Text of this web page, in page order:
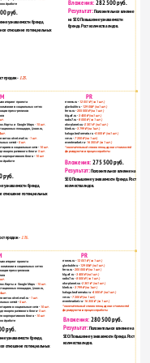
работе Вложения: 282 500 руб.
Результат:Положительное влияние
на SEO. Повышение узнаваемости
бренда. Рост количества лидов.
руб.
узнаваемости бренда,
отношение потенциальных
продаж - 125.
PR
проекта
в социальных сетях
пресс-релизов
и  Google Maps - 15 шт.
площадок, (zoon.ru,
шт.
веток  otvet.mail.ru - 1 шт.
сетей - 5 шт.
в социальные сети - 10 шт.
корпоративного блога - 5 шт.
корпоративного блога - 10 шт.
работе
rrnews.ru - 12 051 ₽ (за 1 шт.)
glavbukh.ru - 12 900 ₽ (за 1 шт.)
ferra.ru - 205 000 ₽ (за 1 шт.)
klg.aif.ru - 3 400 ₽ (за 1 шт.)
radio7.ru - 8 000 ₽ (за 1 шт.)
oko-planet.su - 2 301 ₽ (за 1 шт.)
klerk.ru - 3 799 ₽ (за 1 шт.)
kaluga.bezformata.ru - 4 500 ₽ (за 1 шт.)
vm.ru - 7 200 ₽ (за 1 шт.)
eventmarket.ru - 16 355 ₽ (за 1 шт.)
*окончательный список площадок и стоимостей
формируются в процессе работы
Вложения: 275 500 руб.
Результат:Положительное влияние на
SEO. Повышение узнаваемости бренда. Рост
количества лидов.
руб.
узнаваемости бренда,
отношение потенциальных
продаж - 176.
PR
rrnews.ru - 12 051 ₽ (за 1 шт.)
glavbukh.ru - 12 900 ₽ (за 1 шт.)
ferra.ru - 205 000 ₽ (за 1 шт.)
klg.aif.ru - 3 400 ₽ (за 1 шт.)
radio7.ru - 8 000 ₽ (за 1 шт.)
oko-planet.su - 2 301 ₽ (за 1 шт.)
klerk.ru - 3 799 ₽ (за 1 шт.)
kaluga.bezformata.ru - 4 500 ₽ (за 1 шт.)
vm.ru - 7 200 ₽ (за 1 шт.)
eventmarket.ru - 16 355 ₽ (за 1 шт.)
*окончательный список площадок и стоимостей
формируются в процессе работы
проекта
компании в социальных сетях
пресс-релизов
шт.
и  Google Maps - 15 шт.
площадок, (zoon.ru,
шт.
веток  otvet.mail.ru - 1 шт.
сетей - 5 шт.
в социальные сети - 10 шт.
корпоративного блога - 5 шт.
корпоративного блога - 10 шт.
работе
Вложения: 280 500 руб.
Результат: Положительное влияние на
SEO. Повышение узнаваемости бренда. Рост
количества лидов.
руб.
узнаваемости бренда,
отношение потенциальных